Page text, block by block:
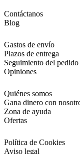
Contáctanos
Blog
Gastos de envío
Plazos de entrega
Seguimiento del pedido
Opiniones
Quiénes somos
Gana dinero con
Zona de ayuda
Ofertas
Política de Cookies
Aviso legal